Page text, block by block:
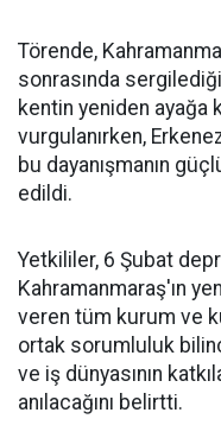
Törende,
sonrasında
kentin yeniden ayağa
vurgulanırken,
bu dayanışmanın
edildi.
Yetkililer, 6 Şubat
Kahramanmaraş'ın
veren tüm kurum ve
ortak sorumluluk
ve iş dünyasının
anılacağını belirtti.